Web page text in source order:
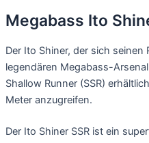
Megabass Ito
Der Ito Shiner, der sich
legendären Megabass-
Shallow Runner (SSR)
Meter anzugreifen.
Der Ito Shiner SSR ist ein